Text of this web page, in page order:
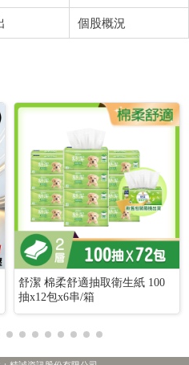
個股概況
舒潔 棉柔舒適抽取衛生紙 100
抽x12包x6串/箱